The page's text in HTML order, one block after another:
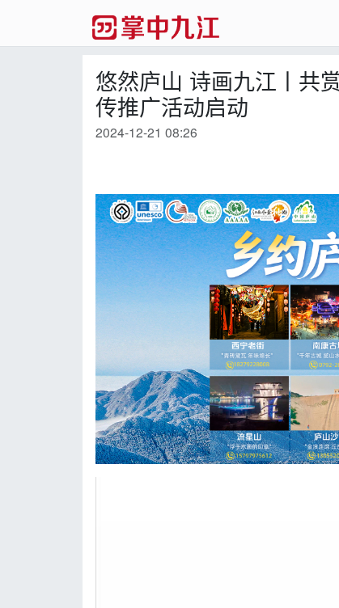
悠然庐山 诗画九江丨共
传推广活动启动
2024-12-21 08:26